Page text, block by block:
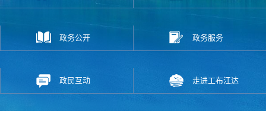
政务公开 政务服务
政民互动 走进工布江达